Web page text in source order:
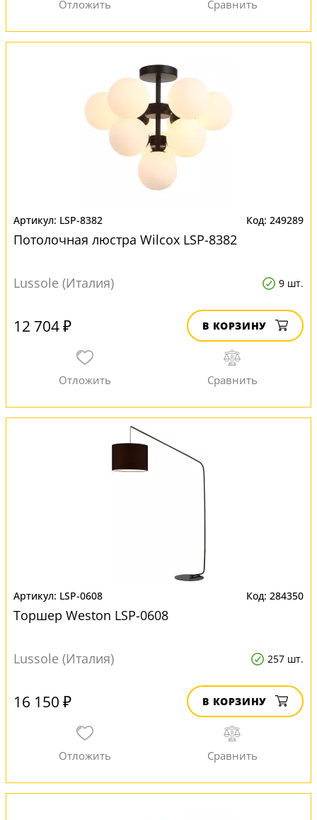
LSP-8382 249289
Потолочная люстра Wilcox LSP-8382
Lussole (Италия) 9 шт.
12 704 ₽ В КОРЗИНУ
LSP-0608 284350
Торшер Weston LSP-0608
Lussole (Италия) 257 шт.
16 150 ₽ В КОРЗИНУ